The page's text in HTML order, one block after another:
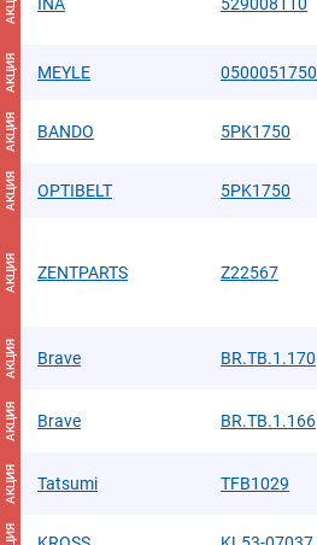
АКЦИЯ MEYLE 0500051750
АКЦИЯ BANDO 5PK1750
АКЦИЯ OPTIBELT 5PK1750
АКЦИЯ ZENTPARTS Z22567
АКЦИЯ Brave BR.TB.1.170
АКЦИЯ Brave BR.TB.1.166
АКЦИЯ Tatsumi TFB1029